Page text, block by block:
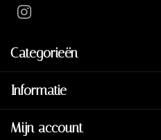
Categorieën
Informatie
Mijn account